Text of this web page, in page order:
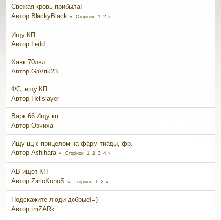
Свежая кровь прибыла!
Автор BlackyBlack Сторінок 1 2
Ищу КП
Автор Ledd
Хавк 70лвл
Автор GaVrik23
ФС, ищу КП
Автор Hellslayer
Варк 66 Ищу кп
Автор Орчиха
Ищу цц с прицелом на фарм тиады, фр.
Автор Ashihara Сторінок 1 2 3 4
АВ ищет КП
Автор ZarloKonoS Сторінок 1 2
Подскажите люди добрые!=)
Автор tmZARk